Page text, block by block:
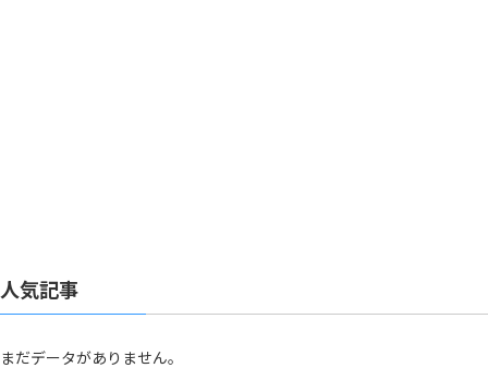
人気記事
まだデータがありません。